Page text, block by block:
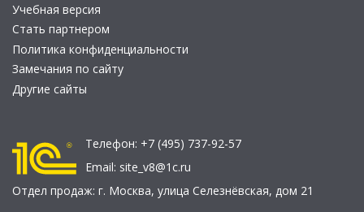
Учебная версия
Стать партнером
Политика конфиденциальности
Замечания по сайту
Другие сайты
Телефон: +7 (495) 737-92-57
Email: site_v8@1c.ru
Отдел продаж: г. Москва, улица Селезнёвская, дом 21